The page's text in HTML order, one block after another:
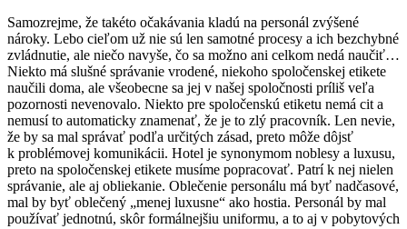
Samozrejme, že takéto očakávania kladú na personál zvýšené
nároky. Lebo cieľom už nie sú len samotné procesy a ich bezchybné
zvládnutie, ale niečo navyše, čo sa možno ani celkom nedá naučiť…
Niekto má slušné správanie vrodené, niekoho spoločenskej etikete
naučili doma, ale všeobecne sa jej v našej spoločnosti príliš veľa
pozornosti nevenovalo. Niekto pre spoločenskú etiketu nemá cit a
nemusí to automaticky znamenať, že je to zlý pracovník. Len nevie,
že by sa mal správať podľa určitých zásad, preto môže dôjsť
k problémovej komunikácii. Hotel je synonymom noblesy a luxusu,
preto na spoločenskej etikete musíme popracovať. Patrí k nej nielen
správanie, ale aj obliekanie. Oblečenie personálu má byť nadčasové,
mal by byť oblečený „menej luxusne“ ako hostia. Personál by mal
používať jednotnú, skôr formálnejšiu uniformu, a to aj v pobytových